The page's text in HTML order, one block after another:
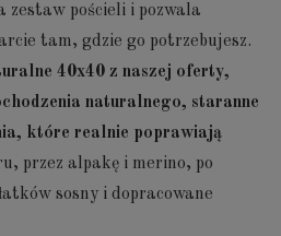
zestaw pościeli i pozwala
tam, gdzie go potrzebujesz.
40x40 z naszej oferty,
naturalnego, staranne
które realnie poprawiają
przez alpakę i merino, po
sosny i dopracowane